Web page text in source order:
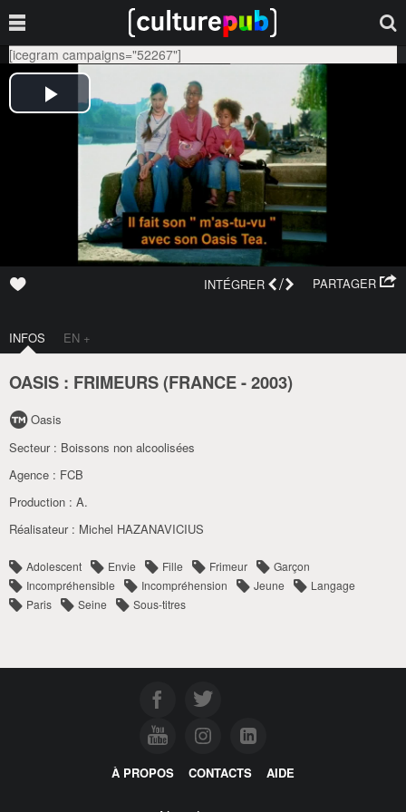
[icegram campaigns="52267"]
PARTAGER
INTÉGRER /
INFOS EN +
OASIS : FRIMEURS (FRANCE-2003)
Oasis
Secteur : Boissons non alcoolisées
Agence : FCB
Production : A.
Réalisateur : Michel HAZANAVICIUS
Adolescent Envie Fille Frimeur
Garçon
Incompréhensible
Incompréhension Jeune
Langage
Paris
Seine Sous-titres
À PROPOS CONTACTS AIDE